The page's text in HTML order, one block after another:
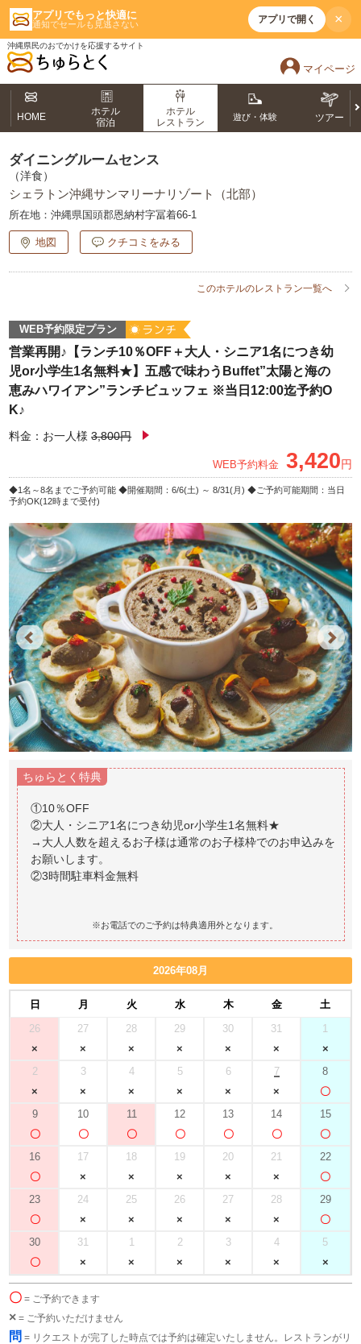
アプリでもっと快適に
通知でセールも見逃さない アプリで開く ×
沖縄県民のおでかけを応援するサイト
マイページ
HOME
ホテル
宿泊
ホテル
レストラン
遊び・体験 ツアー
ダイニングルームセンス
（洋食）
シェラトン沖縄サンマリーナリゾート（北部）
所在地：沖縄県国頭郡恩納村字冨着66-1
地図 クチコミをみる
このホテルのレストラン一覧へ
WEB予約限定プラン
営業再開♪【ランチ10％OFF＋大人・シニア1名につき幼
児or小学生1名無料★】五感で味わうBuffet”太陽と海の
恵みハワイアン”ランチビュッフェ ※当日12:00迄予約O
K♪
料金：お一人様 3,800円
WEB予約料金 3,420円
1名～8名までご予約可能 開催期間：6/6(土) ～ 8/31(月)
ご予約可能期間：当日
予約OK(12時まで受付)
Previous Next
ちゅらとく特典
①10％OFF
②大人・シニア1名につき幼児or小学生1名無料★
→大人人数を超えるお子様は通常のお子様枠でのお申込みを
お願いします。
②3時間駐車料金無料
※お電話でのご予約は特典適用外となります。
2026年08月
日 月 火 水 木 金
土
26
27 28 29 30 31 1
2 3 4 5 6 7 8
9 10 11 12 13 14 15
16 17 18 19 20 21 22
23 24 25 26 27 28 29
30 31 1 2 3 4 5
〇 = ご予約できます
× = ご予約いただけません
問 = リクエストが完了した時点では予約は確定いたしません。レストランがリ